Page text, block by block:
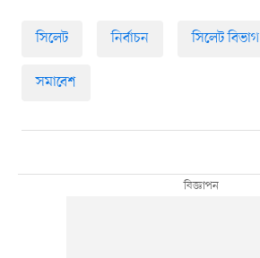
সিলেট নির্বাচন সিলেট বিভাগ
সমাবেশ